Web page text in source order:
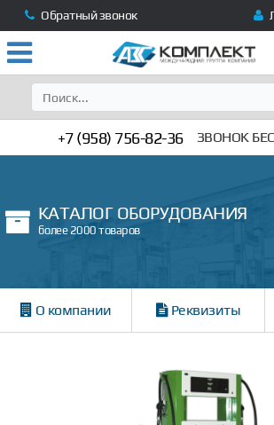
Обратный звонок
+7 (958) 756-82-36 ЗВОНОК
КАТАЛОГ ОБОРУДОВАНИЯ
более 2000 товаров
О компании Реквизиты